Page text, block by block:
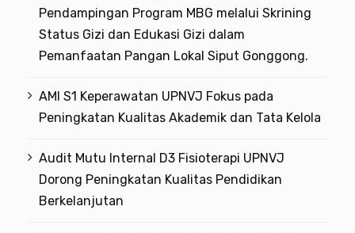
Pendampingan Program MBG melalui Skrining
Status Gizi dan Edukasi Gizi dalam
Pemanfaatan Pangan Lokal Siput Gonggong.
AMI S1 Keperawatan UPNVJ Fokus pada
Peningkatan Kualitas Akademik dan Tata Kelola
Audit Mutu Internal D3 Fisioterapi UPNVJ
Dorong Peningkatan Kualitas Pendidikan
Berkelanjutan